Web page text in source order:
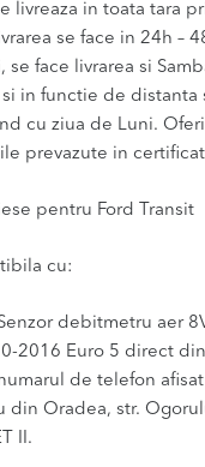
livreaza in toata tara
se face in 24h –
se face livrarea si
in functie de distanta
cu ziua de Luni.
prevazute in
pentru Ford Transit
cu:
debitmetru aer
2016 Euro 5 direct
de telefon
din Oradea, str.
II.